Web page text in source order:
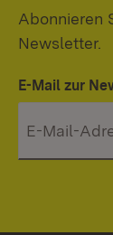
Abonnieren
Newsletter.
E-Mail zur